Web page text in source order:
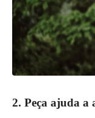
2. Peça ajuda a